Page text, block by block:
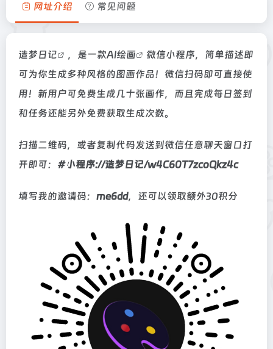
网址介绍 常见问题
造梦日记 ，是一款AI绘画
微信小程序，简单描述即
可为你生成多种风格的图画作品！微信扫码即可直接使
用！新用户可免费生成几十张画作，而且完成每日签到
和任务还能另外免费获取生成次数。
扫描二维码，或者复制代码发送到微信任意聊天窗口打
开即可： #小程序://造梦日记/w4C60T7zcoQkz4c
填写我的邀请码： me6dd，还可以领取额外30积分